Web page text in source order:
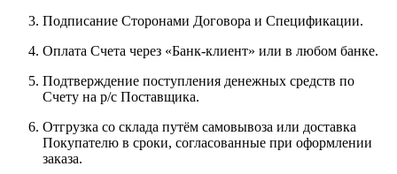
Подписание Сторонами Договора и Спецификации.
Оплата Счета через «Банк-клиент» или в любом банке.
Подтверждение поступления денежных средств по
Счету на р/с Поставщика.
Отгрузка со склада путём самовывоза или доставка
Покупателю в сроки, согласованные при оформлении
заказа.